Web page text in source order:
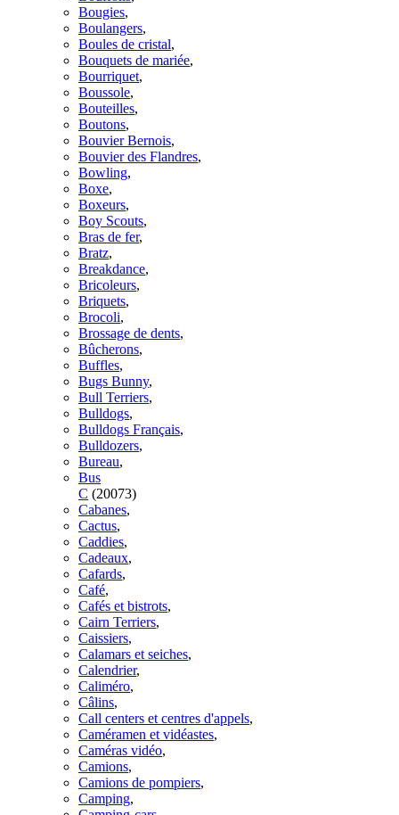
Bougies,
Boulangers,
Boules de cristal,
Bouquets de mariée,
Bourriquet,
Boussole,
Bouteilles,
Boutons,
Bouvier Bernois,
Bouvier des Flandres,
Bowling,
Boxe,
Boxeurs,
Boy Scouts,
Bras de fer,
Bratz,
Breakdance,
Bricoleurs,
Briquets,
Brocoli,
Brossage de dents,
Bûcherons,
Buffles,
Bugs Bunny,
Bull Terriers,
Bulldogs,
Bulldogs Français,
Bulldozers,
Bureau,
Bus
C (20073)
Cabanes,
Cactus,
Caddies,
Cadeaux,
Cafards,
Café,
Cafés et bistrots,
Cairn Terriers,
Caissiers,
Calamars et seiches,
Calendrier,
Caliméro,
Câlins,
Call centers et centres d'appels,
Caméramen et vidéastes,
Caméras vidéo,
Camions,
Camions de pompiers,
Camping,